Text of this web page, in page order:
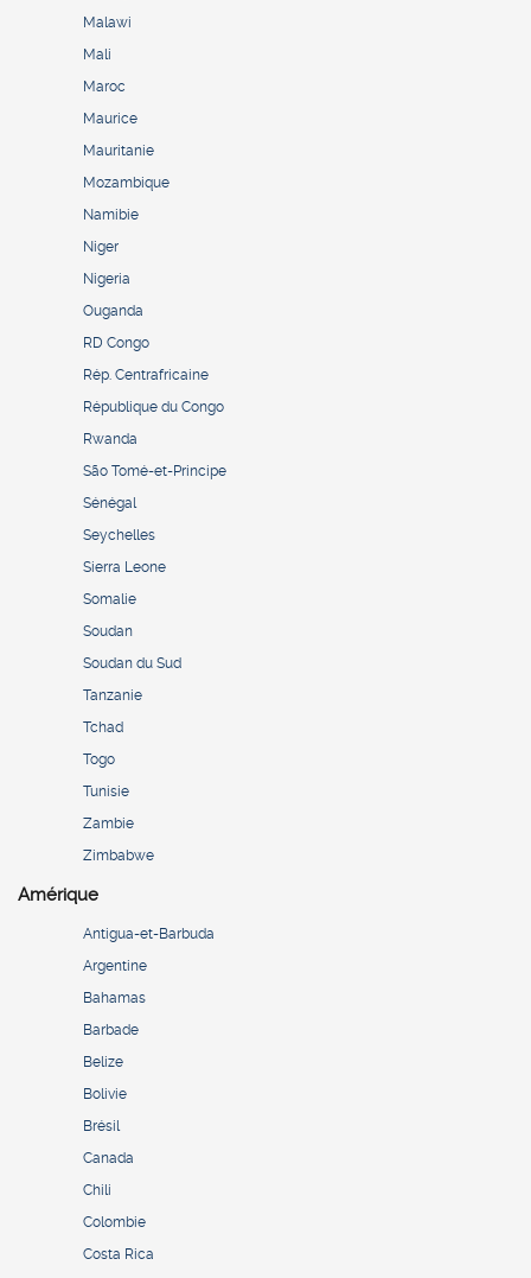
Malawi
Mali
Maroc
Maurice
Mauritanie
Mozambique
Namibie
Niger
Nigeria
Ouganda
RD Congo
Rép. Centrafricaine
République du Congo
Rwanda
São Tomé-et-Principe
Sénégal
Seychelles
Sierra Leone
Somalie
Soudan
Soudan du Sud
Tanzanie
Tchad
Togo
Tunisie
Zambie
Zimbabwe
Amérique
Antigua-et-Barbuda
Argentine
Bahamas
Barbade
Belize
Bolivie
Brésil
Canada
Chili
Colombie
Costa Rica